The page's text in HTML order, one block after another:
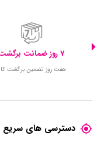
7 روز ضمانت برگشت
هفت روز تضمین برگشت
دسترسی های سریع